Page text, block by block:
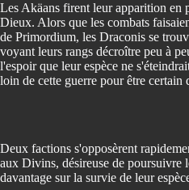
Les Akäans firent leur apparition en
Dieux. Alors que les combats
de Primordium, les Draconis se
voyant leurs rangs décroître peu à
l'espoir que leur espèce ne
loin de cette guerre pour être certain
Deux factions s'opposèrent
aux Divins, désireuse de poursuivre
davantage sur la survie de leur